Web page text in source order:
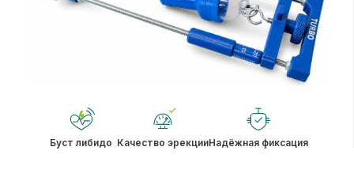
Буст либидо Качество эрекцииНадёжная фиксация